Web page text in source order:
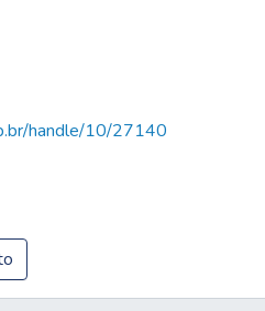
handle/10/27140